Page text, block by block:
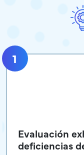
1
Evaluación
deficiencias